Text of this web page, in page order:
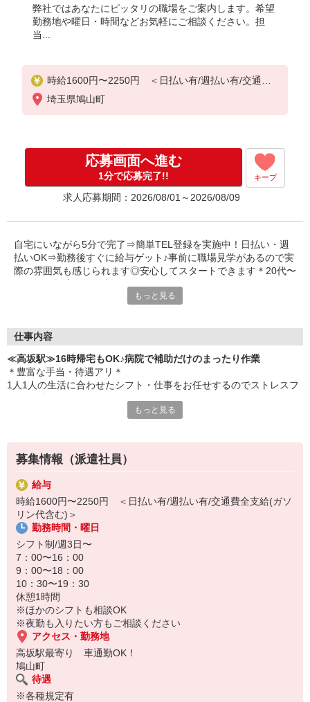
弊社ではあなたにピッタリの職場をご案内します。希望
勤務地や曜日・時間などお気軽にご相談ください。担
当...
時給1600円〜2250円 ＜日払い有/週払い有/交通費
全支給(ガソリン代含む)＞
埼玉県鳩山町
応募画面へ進む
1分で応募完了!! キープ
求人応募期間：2026/08/01～2026/08/09
自宅にいながら5分で完了⇒簡単TEL登録を実施中！日払い・週
払いOK⇒勤務後すぐに給与ゲット♪事前に職場見学があるので実
際の雰囲気も感じられます◎安心してスタートできます＊20代〜
もっと見る
仕事内容
≪高坂駅≫16時帰宅もOK♪病院で補助だけのまったり作業
＊豊富な手当・待遇アリ＊
1人1人の生活に合わせたシフト・仕事をお任せするのでストレスフ
◆病室内のシーツ交換、清掃
◆患者さんの生活介助 など
資格も経験も問いません！
看護師さんをサポートする看護助手として、ピカピカな病院に勤務
していただきます♪
定時退社なのでプライベート時間も充実◎
夕方には帰宅して子どものお迎えや家のことをやりたい主婦（夫）
さんも活躍中です★
履歴書不要！
電話でサクッと登録して職場を見学⇒気に入れば即日お仕事スター
ト♪
もっと見る
募集情報（派遣社員）
給与
時給1600円〜2250円 ＜日払い有/週払い有/交通費全支給(ガソ
リン代含む)＞
勤務時間・曜日
シフト制/週3日〜
7：00〜16：00
9：00〜18：00
10：30〜19：30
休憩1時間
※ほかのシフトも相談OK
※夜勤も入りたい方もご相談ください
アクセス・勤務地
高坂駅最寄り 車通勤OK！
鳩山町
待遇
※各種規定有